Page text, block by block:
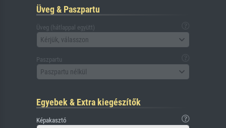
Üveg & Paszpartu
Üveg (hátlappal együtt)
Kérjük, válasszon
Paszpartu
Paszpartu nélkül
Egyebek & Extra kiegészítők
Képakasztó